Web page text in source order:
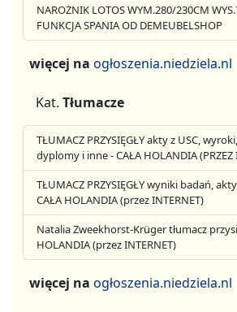
NAROŻNIK LOTOS WYM.280/230CM
FUNKCJA SPANIA OD DEMEUBELSHOP
więcej na ogłoszenia.niedziela.nl
Kat. Tłumacze
TŁUMACZ PRZYSIĘGŁY akty z USC,
dyplomy i inne - CAŁA HOLANDIA (PRZEZ
TŁUMACZ PRZYSIĘGŁY wyniki badań,
CAŁA HOLANDIA (przez INTERNET)
Natalia Zweekhorst-Krüger tłumacz
HOLANDIA (przez INTERNET)
więcej na ogłoszenia.niedziela.nl